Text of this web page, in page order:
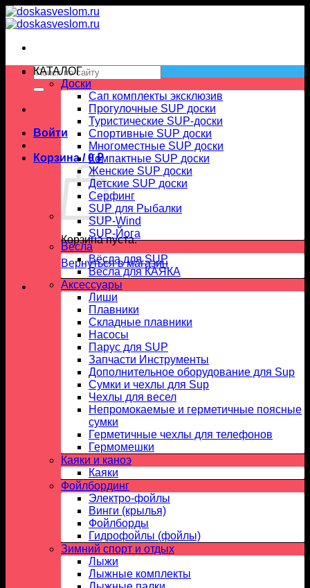
Skip
to
Искать:
Войти
Корзина /0₽
Корзина пуста.
Вернуться в магазин
КАТАЛОГ
Доски
Сап комплекты эксклюзив
Прогулочные SUP доски
Туристические SUP-доски
Спортивные SUP доски
Многоместные SUP доски
Компактные SUP доски
Женские SUP доски
Детские SUP доски
Серфинг
SUP для Рыбалки
SUP-Wind
SUP-Йога
Вёсла
Вёсла для SUP
Весла для КАЯКА
Аксессуары
Лиши
Плавники
Складные плавники
Насосы
Парус для SUP
Запчасти Инструменты
Дополнительное оборудование для Sup
Сумки и чехлы для Sup
Чехлы для весел
Непромокаемые и герметичные поясные
сумки
Герметичные чехлы для телефонов
Гермомешки
Каяки и каноэ
Каяки
Фойлбординг
Электро-фойлы
Винги (крылья)
Фойлборды
Гидрофойлы (фойлы)
Зимний спорт и отдых
Лыжи
Лыжные комплекты